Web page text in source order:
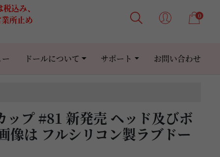
込み、
所止め
0
ドールについて サポート お問い合わせ
プ #81 新発売 ヘッド及びボ
像は フルシリコン製ラブドー